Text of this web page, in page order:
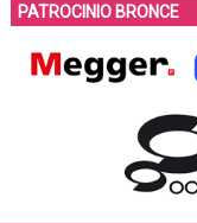
PATROCINIO BRONCE